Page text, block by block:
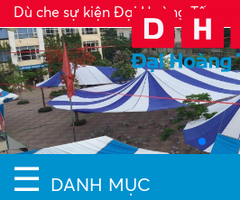
Dù che sự kiện Đại Hoàng Tấn
☰ DANH MỤC